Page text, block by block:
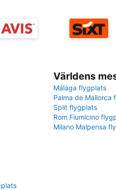
Världens
Málaga flygplats
Palma de Mallorca
Split flygplats
Rom Fiumicino
Milano Malpensa